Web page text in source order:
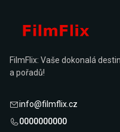
FilmFlix: Vaše dokonalá
a pořadů!
info@filmflix.cz
0000000000